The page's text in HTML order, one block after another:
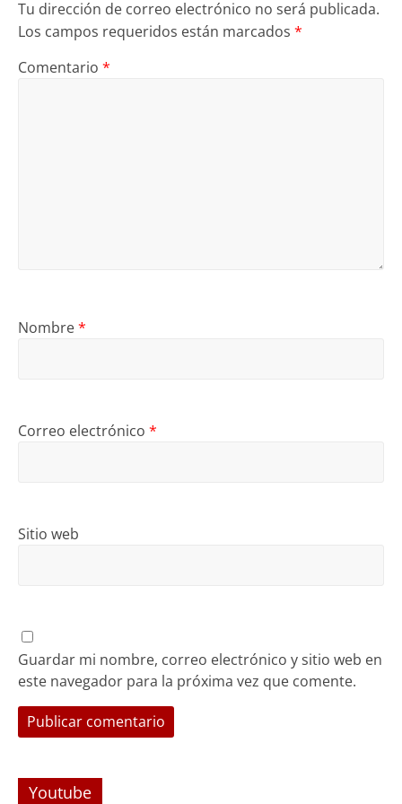
Tu dirección de correo electrónico no será publicada.
Los campos requeridos están marcados *
Comentario *
Nombre*
Correo electrónico *
Sitio web
Guardar mi nombre, correo electrónico y sitio web en
este navegador para la próxima vez que comente.
Youtube